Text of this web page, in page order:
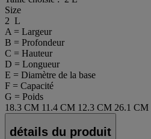
Size
2 L
A = Largeur
B = Profondeur
C = Hauteur
D = Longueur
E = Diamètre de la base
F = Capacité
G = Poids
18.3 CM 11.4 CM 12.3 CM 26.1 CM
détails du produit